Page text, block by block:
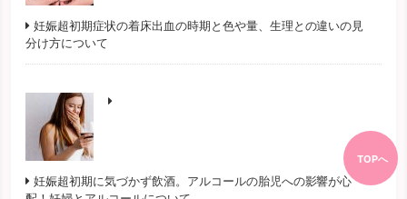
妊娠超初期症状の着床出血の時期と色や量、生理との違いの見
分け方について
妊娠超初期に気づかず飲酒。アルコールの胎児への影響が心
TOPへ